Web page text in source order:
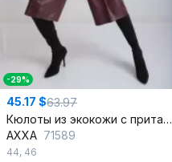
-29%
45.17 $63.97
Кюлоты из экокожи с притачным поясом и зауженными штанинами
AXXA 71589
44, 46